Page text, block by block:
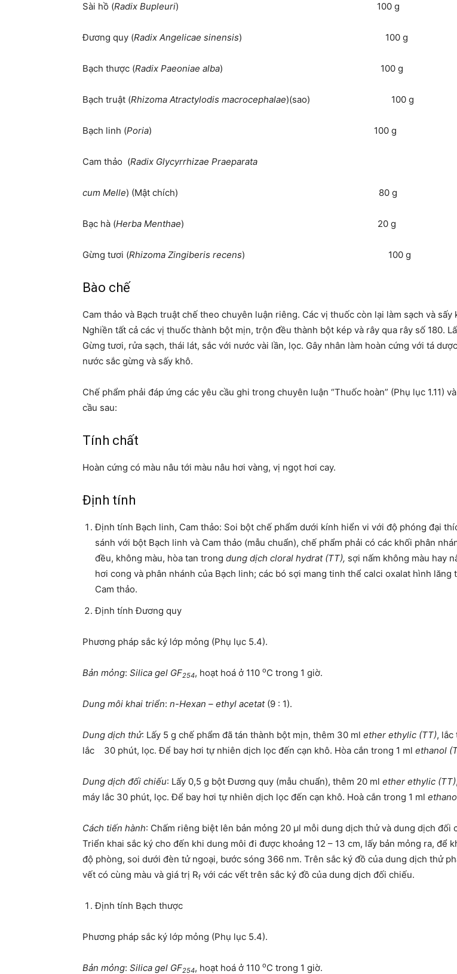
Sài hồ (Radix Bupleuri) 100 g
Đương quy (Radix Angelicae sinensis) 100 g
Bạch thược (Radix Paeoniae alba) 100 g
Bạch truật (Rhizoma Atractylodis macrocephalae)(sao) 100 g
Bạch linh (Poria) 100 g
Cam thảo (Radix Glycyrrhizae Praeparata
cum Melle) (Mật chích) 80 g
Bạc hà (Herba Menthae) 20 g
Gừng tươi (Rhizoma Zingiberis recens) 100 g
Bào chế
Cam thảo và Bạch truật chế theo chuyên luận riêng. Các vị thuốc còn lại làm sạch và sấy
Nghiền tất cả các vị thuốc thành bột mịn, trộn đều thành bột kép và rây qua rây số 180.
Gừng tươi, rửa sạch, thái lát, sắc với nước vài lần, lọc. Gây nhân làm hoàn cứng với tá
nước sắc gừng và sấy khô.
Chế phẩm phải đáp ứng các yêu cầu ghi trong chuyên luận “Thuốc hoàn” (Phụ lục 1.11)
cầu sau:
Tính chất
Hoàn cứng có màu nâu tới màu nâu hơi vàng, vị ngọt hơi cay.
Định tính
Định tính Bạch linh, Cam thảo: Soi bột chế phẩm dưới kính hiển vi với độ phóng đại
sánh với bột Bạch linh và Cam thảo (mẫu chuẩn), chế phẩm phải có các khối phân
đều, không màu, hòa tan trong dung dịch cloral hydrat (TT), sợi nấm không màu hay
hơi cong và phân nhánh của Bạch linh; các bó sợi mang tinh thể calci oxalat hình lăng
Cam thảo.
Định tính Đương quy
Phương pháp sắc ký lớp mỏng (Phụ lục 5.4).
Bản mỏng: Silica gel GF254, hoạt hoá ở 110 oC trong 1 giờ.
Dung môi khai triển: n-Hexan – ethyl acetat(9 : 1).
Dung dịch thử: Lấy 5 g chế phẩm đã tán thành bột mịn, thêm 30 ml ether ethylic (TT), lắc
lắc 30 phút, lọc. Để bay hơi tự nhiên dịch lọc đến cạn khô. Hòa cắn trong 1 ml ethanol
Dung dịch đối chiếu: Lấy 0,5 g bột Đương quy (mẫu chuẩn), thêm 20 ml ether ethylic (TT)
máy lắc 30 phút, lọc. Để bay hơi tự nhiên dịch lọc đến cạn khô. Hoà cắn trong 1 ml
Cách tiến hành: Chấm riêng biệt lên bản mỏng 20 µl mỗi dung dịch thử và dung dịch đối
Triển khai sắc ký cho đến khi dung môi đi được khoảng 12 – 13 cm, lấy bản mỏng ra, để
độ phòng, soi dưới đèn tử ngoại, bước sóng 366 nm. Trên sắc ký đồ của dung dịch thử
vết có cùng màu và giá trị Rf với các vết trên sắc ký đồ của dung dịch đối chiếu.
Định tính Bạch thược
Phương pháp sắc ký lớp mỏng (Phụ lục 5.4).
Bản mỏng: Silica gel GF254, hoạt hoá ở 110 oC trong 1 giờ.